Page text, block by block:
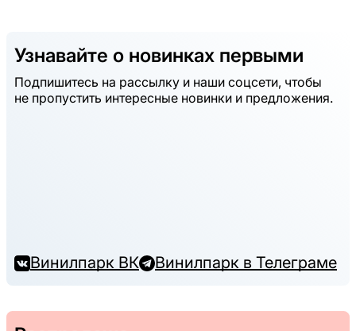
Узнавайте о новинках первыми
Подпишитесь на рассылку и наши соцсети, чтобы
не пропустить интересные новинки и предложения.
Винилпарк ВК Винилпарк в Телеграме